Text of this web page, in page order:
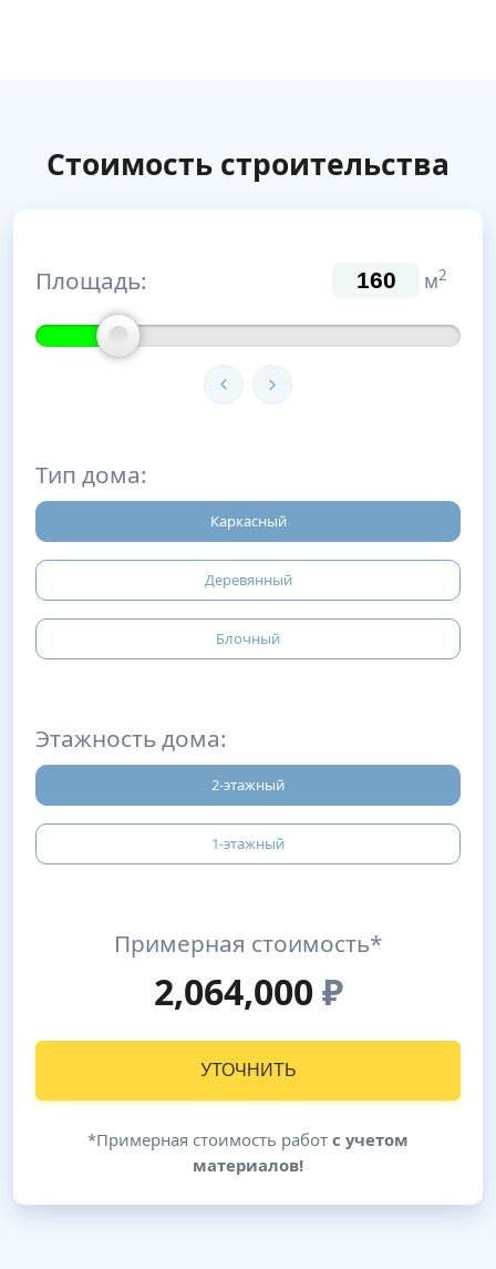
Стоимость строительства
Площадь: м2
Тип дома:
Каркасный
Деревянный
Блочный
Этажность дома:
2-этажный
1-этажный
Примерная стоимость*
2,064,000₽
УТОЧНИТЬ
*Примерная стоимость работ с учетом
материалов!